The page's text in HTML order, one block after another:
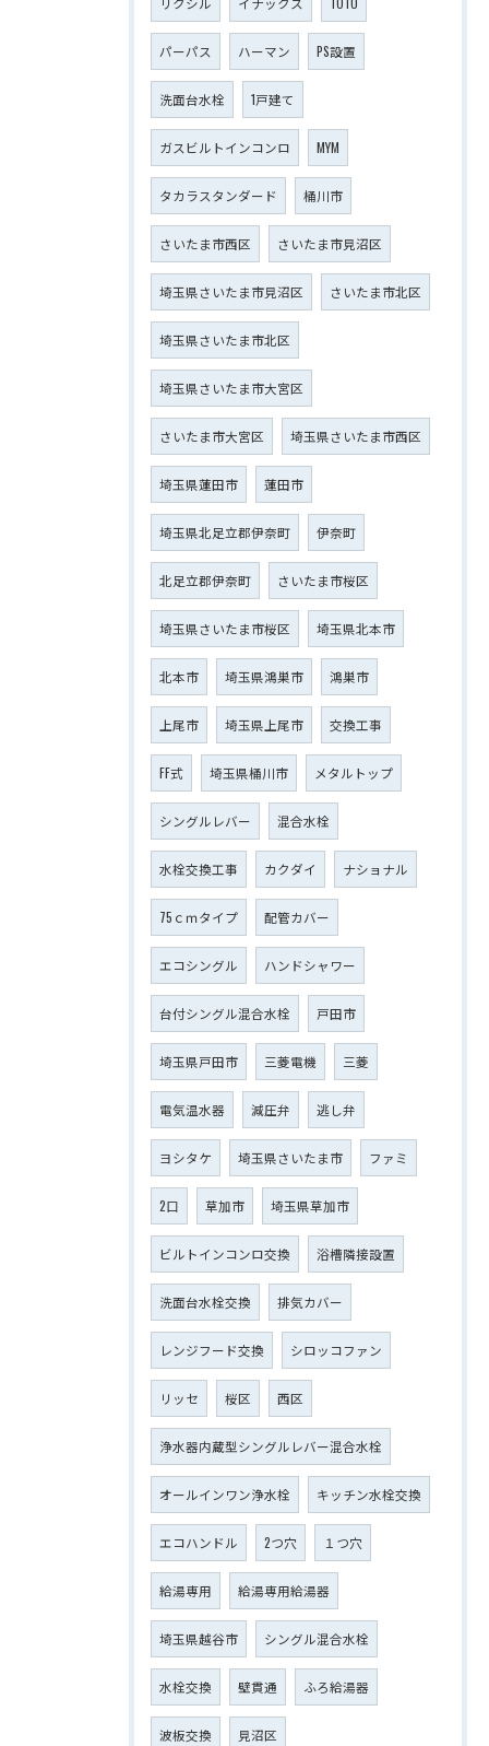
パーパス ハーマン PS設置
洗面台水栓 1戸建て
ガスビルトインコンロ MYM
タカラスタンダード 桶川市
さいたま市西区 さいたま市見沼区
埼玉県さいたま市見沼区 さいたま市北区
埼玉県さいたま市北区
埼玉県さいたま市大宮区
さいたま市大宮区 埼玉県さいたま市西区
埼玉県蓮田市 蓮田市
埼玉県北足立郡伊奈町 伊奈町
北足立郡伊奈町 さいたま市桜区
埼玉県さいたま市桜区 埼玉県北本市
北本市 埼玉県鴻巣市 鴻巣市
上尾市 埼玉県上尾市 交換工事
FF式 埼玉県桶川市 メタルトップ
シングルレバー 混合水栓
水栓交換工事 カクダイ ナショナル
75ｃｍタイプ 配管カバー
エコシングル ハンドシャワー
台付シングル混合水栓 戸田市
埼玉県戸田市 三菱電機 三菱
電気温水器 減圧弁 逃し弁
ヨシタケ 埼玉県さいたま市 ファミ
2口 草加市 埼玉県草加市
ビルトインコンロ交換 浴槽隣接設置
洗面台水栓交換 排気カバー
レンジフード交換 シロッコファン
リッセ 桜区 西区
浄水器内蔵型シングルレバー混合水栓
オールインワン浄水栓 キッチン水栓交換
エコハンドル 2つ穴 １つ穴
給湯専用 給湯専用給湯器
埼玉県越谷市 シングル混合水栓
水栓交換 壁貫通 ふろ給湯器
波板交換 見沼区